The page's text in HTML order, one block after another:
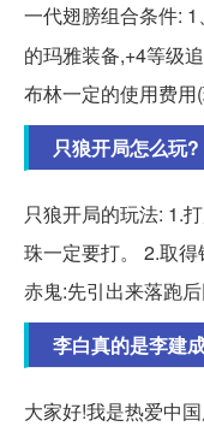
一代翅膀组合条件: 1
的玛雅装备,+4等级
布林一定的使用费用
只狼开局怎么玩?
只狼开局的玩法: 1.
珠一定要打。 2.取
赤鬼:先引出来落跑
李白真的是李建
大家好!我是热爱中